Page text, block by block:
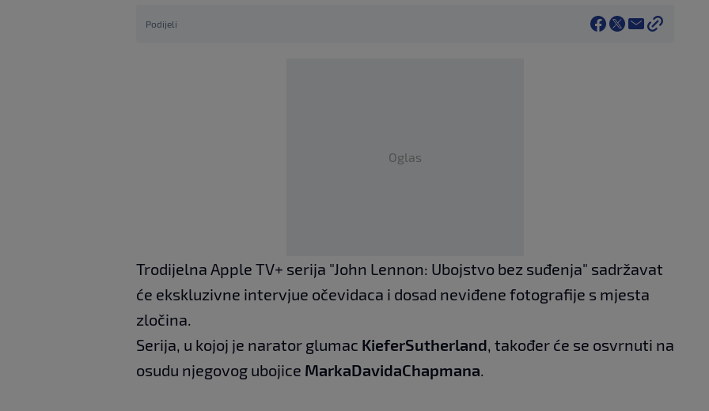
Podijeli
Oglas
Trodijelna Apple TV+ serija "John Lennon: Ubojstvo bez suđenja" sadržavat
će ekskluzivne intervjue očevidaca i dosad neviđene fotografije s mjesta
zločina.
Serija, u kojoj je narator glumac KieferSutherland, također će se osvrnuti na
osudu njegovog ubojice MarkaDavidaChapmana.